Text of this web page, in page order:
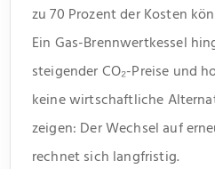
zu 70 Prozent der Kosten
Ein Gas-Brennwertkessel
steigender CO₂-Preise und
keine wirtschaftliche
zeigen: Der Wechsel auf
rechnet sich langfristig.